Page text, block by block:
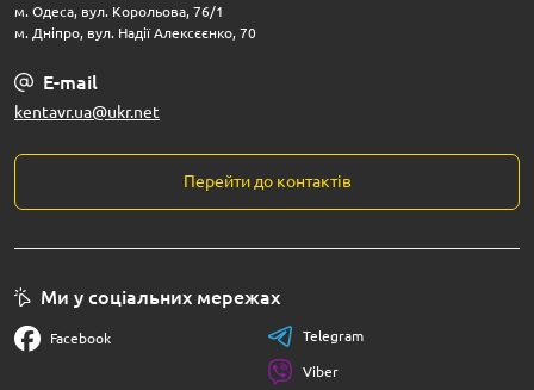
м. Одеса, вул. Корольова, 76/1
м. Дніпро, вул. Надії Алексєєнко, 70
E-mail
kentavr.ua@ukr.net
Перейти до контактів
Ми у соціальних мережах
Facebook Telegram
Viber